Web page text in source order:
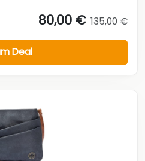
80,00 € 135,00 €
Deal